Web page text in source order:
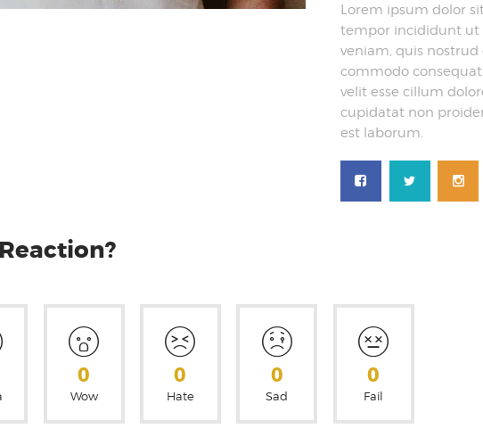
Lorem ipsum dolor
tempor incididunt ut
veniam, quis
commodo
velit esse cillum
cupidatat non
est laborum.
0
Wow
0
Hate
0
Sad
0
Fail